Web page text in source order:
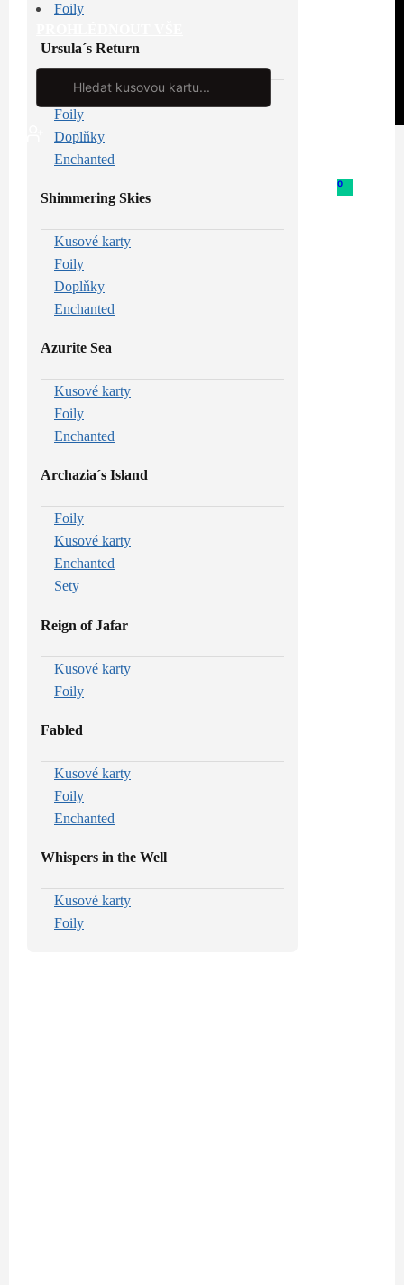
Search
0
Foily
Ursula´s Return
Kusové karty
Foily
Doplňky
Enchanted
Shimmering Skies
Kusové karty
Foily
Doplňky
Enchanted
Azurite Sea
Kusové karty
Foily
Enchanted
Archazia´s Island
Foily
Kusové karty
Enchanted
Sety
Reign of Jafar
Kusové karty
Foily
Fabled
Kusové karty
Foily
Enchanted
Whispers in the Well
Kusové karty
Foily